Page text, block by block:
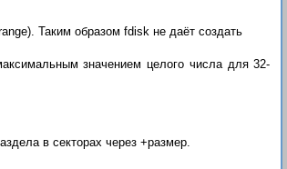
Таким образом fdisk не даёт создать
значением целого числа для 32-
в секторах через +размер.